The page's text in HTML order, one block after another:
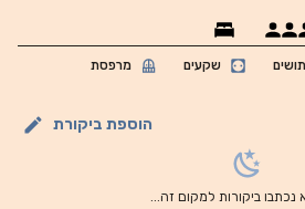
שקעים מרפסת
הוספת ביקורת
נכתבו ביקורות למקום זה...